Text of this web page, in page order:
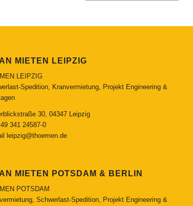
MIETEN LEIPZIG
LEIPZIG
Spedition, Kranvermietung, Projekt Engineering &
30, 04347 Leipzig
341 24587-0
leipzig@thoemen.de
MIETEN POTSDAM & BERLIN
POTSDAM
Schwerlast-Spedition, Projekt Engineering &